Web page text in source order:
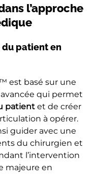
l’approche
du patient en
est basé sur une
avancée qui permet
patient et de créer
à opérer.
guider avec une
du chirurgien et
l’intervention
majeure en